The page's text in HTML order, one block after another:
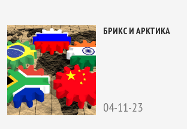
БРИКС И АРКТИКА
04-11-23